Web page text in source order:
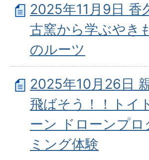
2025年11月9日 香
古窯から学ぶやき
のルーツ
2025年10月26日
飛ばそう！！トイ
ーン ドローンプロ
ミング体験